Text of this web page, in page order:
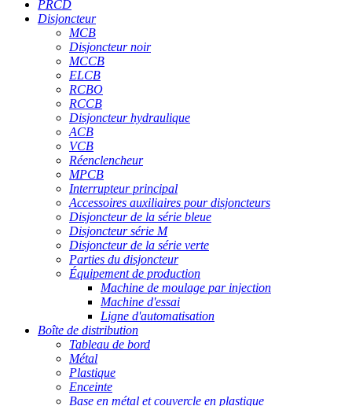
PRCD
Disjoncteur
MCB
Disjoncteur noir
MCCB
ELCB
RCBO
RCCB
Disjoncteur hydraulique
ACB
VCB
Réenclencheur
MPCB
Interrupteur principal
Accessoires auxiliaires pour disjoncteurs
Disjoncteur de la série bleue
Disjoncteur série M
Disjoncteur de la série verte
Parties du disjoncteur
Équipement de production
Machine de moulage par injection
Machine d'essai
Ligne d'automatisation
Boîte de distribution
Tableau de bord
Métal
Plastique
Enceinte
Base en métal et couvercle en plastique